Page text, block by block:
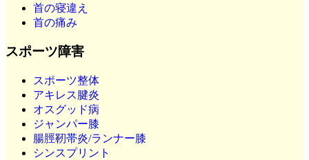
首の寝違え
首の痛み
スポーツ障害
スポーツ整体
アキレス腱炎
オスグッド病
ジャンパー膝
腸脛靭帯炎/ランナー膝
シンスプリント